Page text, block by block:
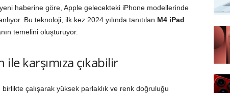
haberine göre, Apple gelecekteki iPhone modellerinde
Bu teknoloji, ilk kez 2024 yılında tanıtılan M4 iPad
temelini oluşturuyor.
karşımıza çıkabilir
çalışarak yüksek parlaklık ve renk doğruluğu